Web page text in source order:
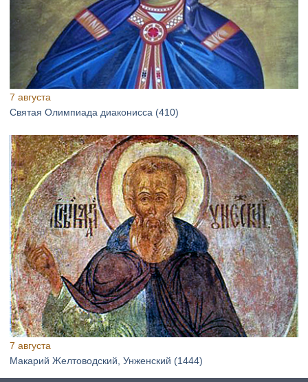
7 августа
Святая Олимпиада диаконисса (410)
7 августа
Макарий Желтоводский, Унженский (1444)